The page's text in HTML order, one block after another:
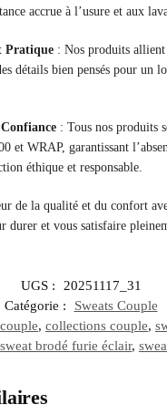
accrue à l’usure et aux
Pratique : Nos produits
détails bien pensés pour un
: Tous nos produits
WRAP, garantissant
éthique et responsable.
de la qualité et du confort
durer et vous satisfaire
UGS :
20251117_31
Catégorie :
Sweats Couple
, collections couple,
sweat brodé furie éclair,